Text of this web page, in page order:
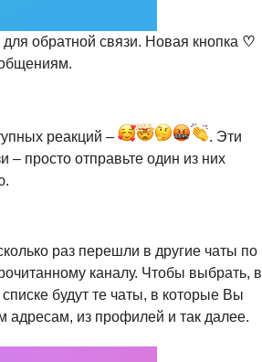
обратной связи. Новая кнопка ♡
реакций –
. Эти
– просто отправьте один из них
раз перешли в другие чаты по
каналу. Чтобы выбрать, в
будут те чаты, в которые Вы
адресам, из профилей и так далее.